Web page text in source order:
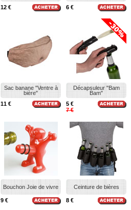
12 €
6 €
Sac banane "Ventre à
bière"
11 €
Décapsuleur "Bam
Bam"
5 €
7 €
Bouchon Joie de vivre
9 €
Ceinture de bières
8 €